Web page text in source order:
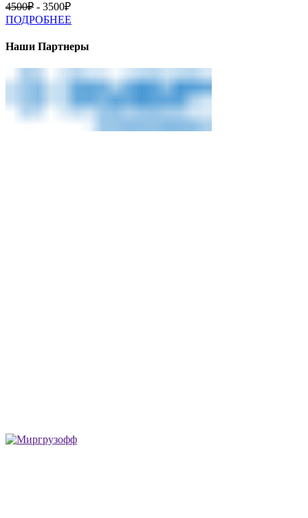
4500₽ - 3500₽
ПОДРОБНЕЕ
Наши Партнеры